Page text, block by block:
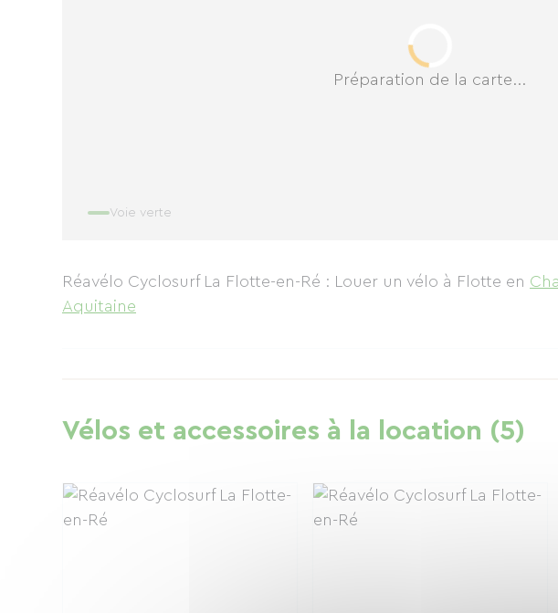
Préparation de la carte...
Voie verte
Réavélo Cyclosurf La Flotte-en-Ré : Louer un vélo à Flotte en
Aquitaine
Vélos et accessoires à la location (5)